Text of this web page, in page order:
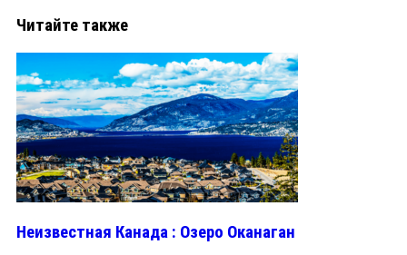
Читайте также
Неизвестная Канада : Озеро Оканаган